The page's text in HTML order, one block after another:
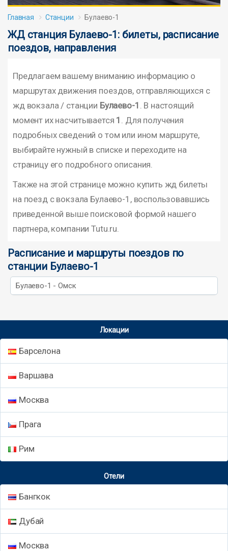
Главная Станции Булаево-1
ЖД станция Булаево-1: билеты, расписание
поездов, направления
Предлагаем вашему вниманию информацию о
маршрутах движения поездов, отправляющихся с
жд вокзала / станции Булаево-1 . В настоящий
момент их насчитывается 1 . Для получения
подробных сведений о том или ином маршруте,
выбирайте нужный в списке и переходите на
страницу его подробного описания.
Также на этой странице можно купить жд билеты
на поезд с вокзала Булаево-1, воспользовавшись
приведенной выше поисковой формой нашего
партнера, компании Tutu.ru.
Расписание и маршруты поездов по
станции Булаево-1
Булаево-1 - Омск
Локации
Барселона
Варшава
Москва
Прага
Рим
Отели
Бангкок
Дубай
Москва